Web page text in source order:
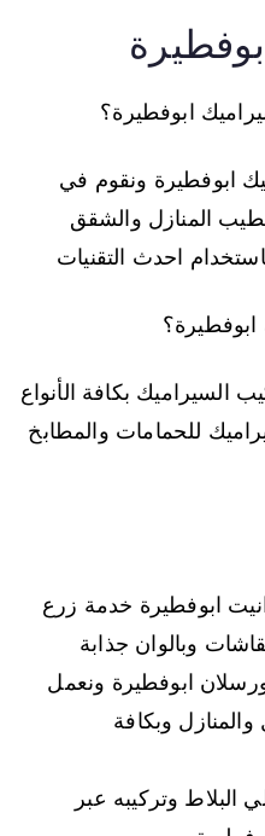
ابوفطيرة؟
ابوفطيرة ونقوم في
المنازل والشقق
احدث التقنيات
السيراميك بكافة الأنواع
للحمامات والمطابخ
ابوفطيرة خدمة زرع
وبالوان جذابة
ابوفطيرة ونعمل
وبكافة
البلاط وتركيبه عبر